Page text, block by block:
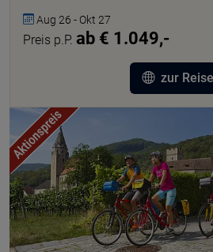
Aug 26 - Okt 27
Preis p.P. ab € 1.049,-
zur Reise